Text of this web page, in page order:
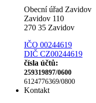
Obecní úřad Zavidov
Zavidov 110
270 35 Zavidov
IČO 00244619
DIČ CZ00244619
čísla účtů:
259319897/0600
6124776369/0800
Kontakt